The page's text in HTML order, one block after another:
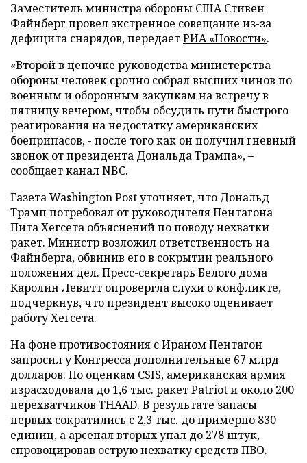
Заместитель министра обороны США Стивен
Файнберг провел экстренное совещание из-за
дефицита снарядов, передаетРИА «Новости».
«Второй в цепочке руководства министерства
обороны человек срочно собрал высших чинов по
военным и оборонным закупкам на встречу в
пятницу вечером, чтобы обсудить пути быстрого
реагирования на недостатку американских
боеприпасов, - после того как он получил гневный
звонок от президента Дональда Трампа», –
сообщает канал NBC.
Газета Washington Post уточняет, что Дональд
Трамп потребовал от руководителя Пентагона
Пита Хегсета объяснений по поводу нехватки
ракет. Министр возложил ответственность на
Файнберга, обвинив его в сокрытии реального
положения дел. Пресс-секретарь Белого дома
Каролин Левитт опровергла слухи о конфликте,
подчеркнув, что президент высоко оценивает
работу Хегсета.
На фоне противостояния с Ираном Пентагон
запросил у Конгресса дополнительные 67 млрд
долларов. По оценкам CSIS, американская армия
израсходовала до 1,6 тыс. ракет Patriot и около 200
перехватчиков THAAD. В результате запасы
первых сократились с 2,3 тыс. до примерно 830
единиц, а арсенал вторых упал до 278 штук,
спровоцировав острую нехватку средств ПВО.